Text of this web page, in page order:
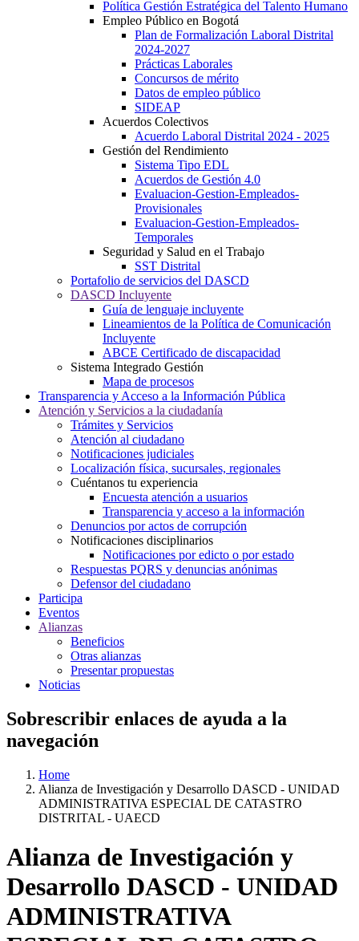
Política Gestión Estratégica del Talento Humano
Empleo Público en Bogotá
Plan de Formalización Laboral Distrital
2024-2027
Prácticas Laborales
Concursos de mérito
Datos de empleo público
SIDEAP
Acuerdos Colectivos
Acuerdo Laboral Distrital 2024 - 2025
Gestión del Rendimiento
Sistema Tipo EDL
Acuerdos de Gestión 4.0
Evaluacion-Gestion-Empleados-
Provisionales
Evaluacion-Gestion-Empleados-
Temporales
Seguridad y Salud en el Trabajo
SST Distrital
Portafolio de servicios del DASCD
DASCD Incluyente
Guía de lenguaje incluyente
Lineamientos de la Política de Comunicación
Incluyente
ABCE Certificado de discapacidad
Sistema Integrado Gestión
Mapa de procesos
Transparencia y Acceso a la Información Pública
Atención y Servicios a la ciudadanía
Trámites y Servicios
Atención al ciudadano
Notificaciones judiciales
Localización física, sucursales, regionales
Cuéntanos tu experiencia
Encuesta atención a usuarios
Transparencia y acceso a la información
Denuncios por actos de corrupción
Notificaciones disciplinarios
Notificaciones por edicto o por estado
Respuestas PQRS y denuncias anónimas
Defensor del ciudadano
Participa
Eventos
Alianzas
Beneficios
Otras alianzas
Presentar propuestas
Noticias
Sobrescribir enlaces de ayuda a la
navegación
Home
Alianza de Investigación y Desarrollo DASCD - UNIDAD
ADMINISTRATIVA ESPECIAL DE CATASTRO
DISTRITAL - UAECD
Alianza de Investigación y
Desarrollo DASCD - UNIDAD
ADMINISTRATIVA